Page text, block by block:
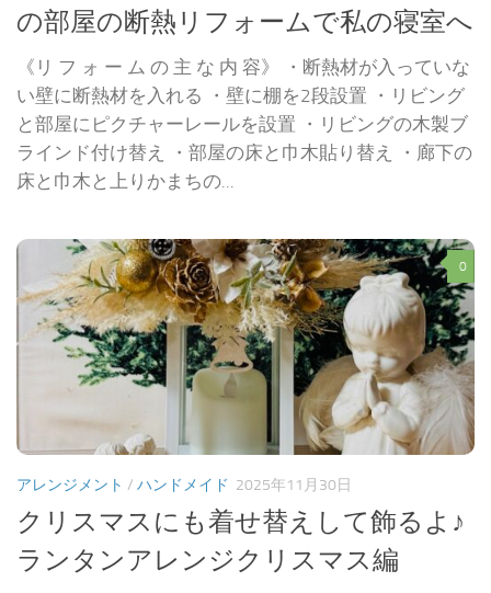
の部屋の断熱リフォームで私の寝室へ
《リ フ ォ ー ム の 主 な 内 容》 ・断熱材が入っていな
い壁に断熱材を入れる ・壁に棚を2段設置 ・リビング
と部屋にピクチャーレールを設置 ・リビングの木製ブ
ラインド付け替え ・部屋の床と巾木貼り替え ・廊下の
床と巾木と上りかまちの...
0
アレンジメント / ハンドメイド 2025年11月30日
クリスマスにも着せ替えして飾るよ♪
ランタンアレンジクリスマス編